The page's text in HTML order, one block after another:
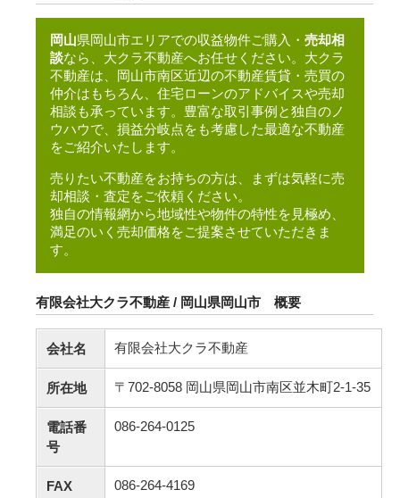
岡山県岡山市エリアでの収益物件ご購入・ 売却相
談なら、大クラ不動産へお任せください。大クラ
不動産は、岡山市南区近辺の不動産賃貸・売買の
仲介はもちろん、住宅ローンのアドバイスや売却
相談も承っています。豊富な取引事例と独自のノ
ウハウで、損益分岐点をも考慮した最適な不動産
をご紹介いたします。
売りたい不動産をお持ちの方は、まずは気軽に売
却相談・ 査定をご依頼ください。
独自の情報網から地域性や物件の特性を見極め、
満足のいく売却価格をご提案させていただきま
す。
有限会社大クラ不動産 / 岡山県岡山市 概要
会社名 有限会社大クラ不動産
所在地 〒702-8058 岡山県岡山市南区並木町2-1-35
電話番
号
086-264-0125
FAX 086-264-4169